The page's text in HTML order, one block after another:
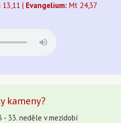
13,11 | Evangelium: Mt 24,37
kameny?
- 33. neděle v mezidobí